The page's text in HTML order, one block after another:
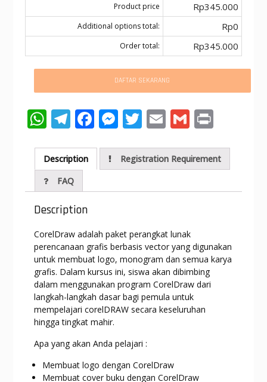
Product price Rp345.000
Additional options total: Rp0
Order total: Rp345.000
DAFTAR SEKARANG
W
at
s
A
p
p
T
e
gr
a
m
F
e
b
o
k
M
ss
e
n
er
T
itt
er
E
ai
l
G
ai
l
Pr
t
Description
Registration Requirement
FAQ
Description
CorelDraw adalah paket perangkat lunak
perencanaan grafis berbasis vector yang digunakan
untuk membuat logo, monogram dan semua karya
grafis. Dalam kursus ini, siswa akan dibimbing
dalam menggunakan program CorelDraw dari
langkah-langkah dasar bagi pemula untuk
mempelajari corelDRAW secara keseluruhan
hingga tingkat mahir.
Apa yang akan Anda pelajari :
Membuat logo dengan CorelDraw
Membuat cover buku dengan CorelDraw